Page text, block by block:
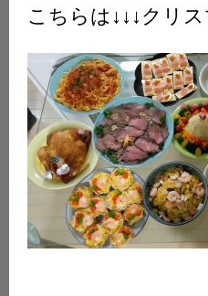
こちらは↓↓↓クリス